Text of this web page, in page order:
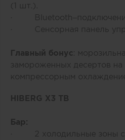
(1 шт.).
·
· Сенсорная панель
Главный бонус :
замороженных десертов на
компрессорным
HIBERG X3 TB
Бар:
· 2 холодильные зоны с